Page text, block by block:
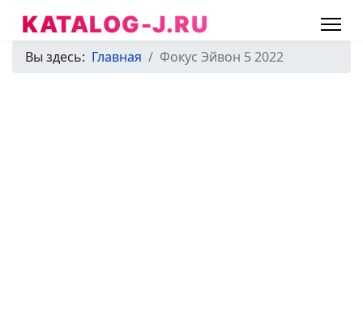
KATALOG-J.RU
Вы здесь: Главная Фокус Эйвон 5 2022